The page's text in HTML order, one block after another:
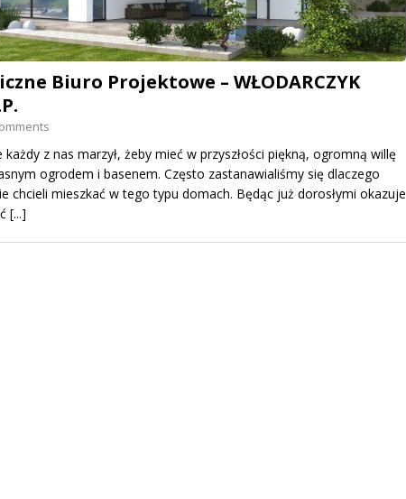
Biuro Projektowe – WŁODARCZYK
każdy z nas marzył, żeby mieć w przyszłości piękną, ogromną willę
ogrodem i basenem. Często zastanawialiśmy się dlaczego
chcieli mieszkać w tego typu domach. Będąc już dorosłymi okazuje
[...]